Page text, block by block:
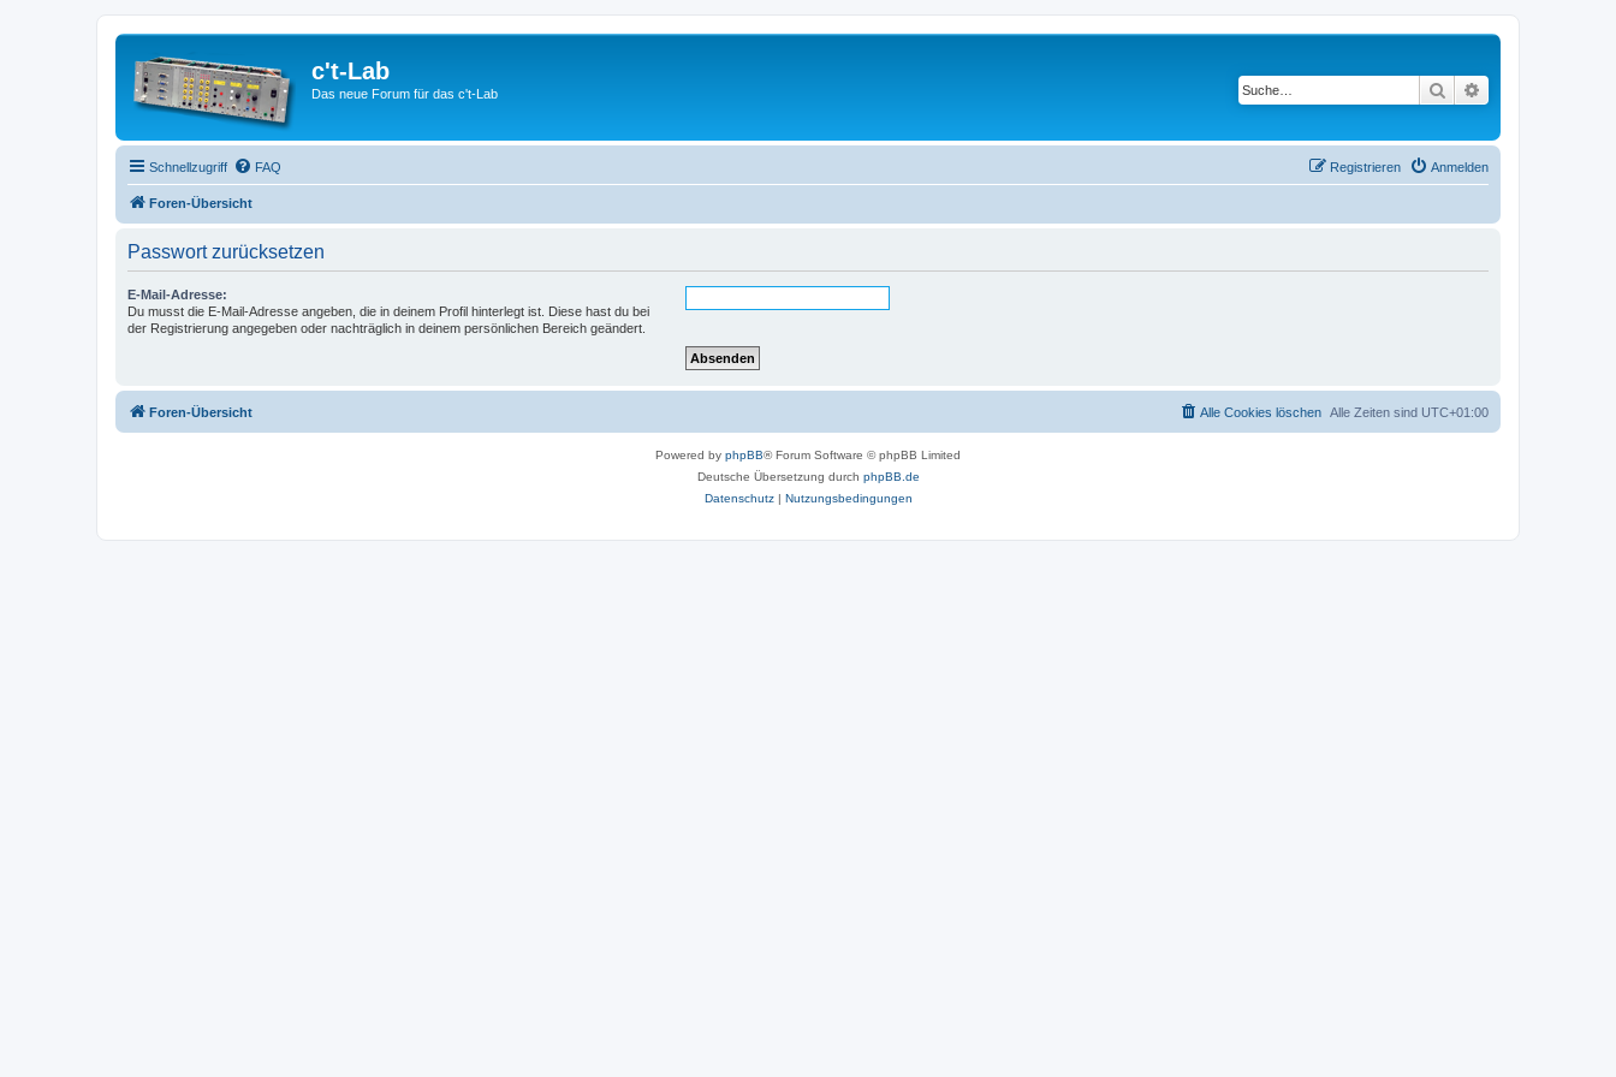
c't-Lab
Das neue Forum für das c't-Lab Suche
Schnellzugriff FAQ Anmelden
Registrieren
Foren-Übersicht
Passwort zurücksetzen
E-Mail-Adresse:
Du musst die E-Mail-Adresse angeben, die in deinem Profil hinterlegt ist. Diese hast du bei
der Registrierung angegeben oder nachträglich in deinem persönlichen Bereich geändert.
Foren-Übersicht Alle Zeiten sind UTC+01:00
Alle Cookies löschen
Powered by phpBB® Forum Software © phpBB Limited
Deutsche Übersetzung durch phpBB.de
Datenschutz| Nutzungsbedingungen